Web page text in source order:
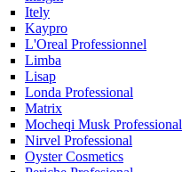
Itely
Kaypro
L'Oreal Professionnel
Limba
Lisap
Londa Professional
Matrix
Mocheqi Musk Professional
Nirvel Professional
Oyster Cosmetics